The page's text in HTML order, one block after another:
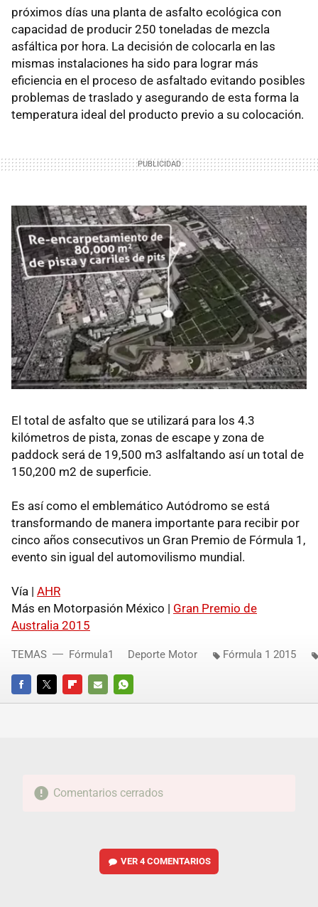
próximos días una planta de asfalto ecológica con
capacidad de producir 250 toneladas de mezcla
asfáltica por hora. La decisión de colocarla en las
mismas instalaciones ha sido para lograr más
eficiencia en el proceso de asfaltado evitando posibles
problemas de traslado y asegurando de esta forma la
temperatura ideal del producto previo a su colocación.
El total de asfalto que se utilizará para los 4.3
kilómetros de pista, zonas de escape y zona de
paddock será de 19,500 m3 aslfaltando así un total de
150,200 m2 de superficie.
Es así como el emblemático Autódromo se está
transformando de manera importante para recibir por
cinco años consecutivos un Gran Premio de Fórmula 1,
evento sin igual del automovilismo mundial.
Vía | AHR
Más en Motorpasión México | Gran Premio de
Australia 2015
FACEBOOKTWITTERFLIPBOARD
E-
WHATSAPP
TEMAS Fórmula1 Deporte Motor Fórmula 1 2015
Comentarios cerrados
VER4 COMENTARIOS